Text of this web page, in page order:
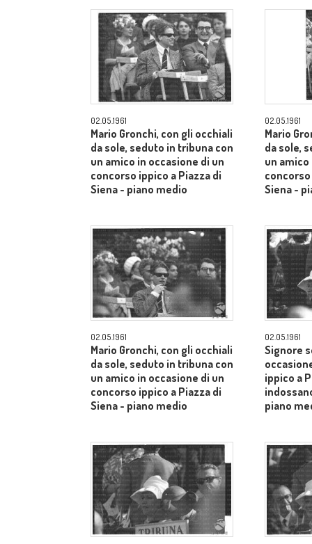
02.05.1961
Mario Gronchi, con gli occhiali
da sole, seduto in tribuna con
un amico in occasione di un
concorso ippico a Piazza di
Siena - piano medio
02.05.1961
Mario
da sole,
un
Siena -
02.05.1961
Mario Gronchi, con gli occhiali
da sole, seduto in tribuna con
un amico in occasione di un
concorso ippico a Piazza di
Siena - piano medio
02.05.1961
Signore
ippico a
piano